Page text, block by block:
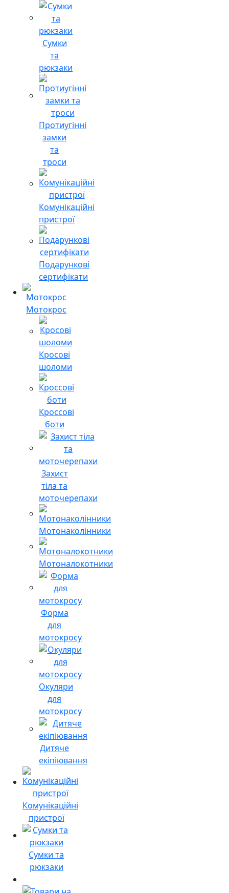
Сумки
та
рюкзаки
Протиугінні
замки
та
троси
Комунікаційні
пристрої
Подарункові
сертифікати
Мотокрос
Кросові
шоломи
Кроссові
боти
Захист
тіла та
моточерепахи
Мотонаколінники
Мотоналокотники
Форма
для
мотокросу
Окуляри
для
мотокросу
Дитяче
екіпіювання
Комунікаційні
пристрої
Сумки та
рюкзаки